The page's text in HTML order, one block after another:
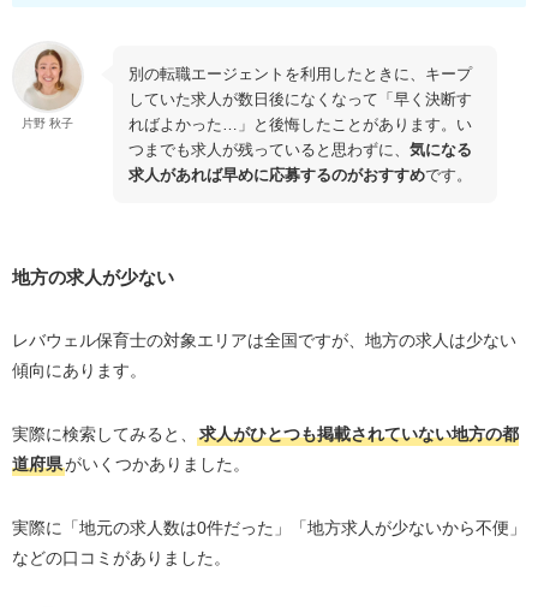
片野 秋子
別の転職エージェントを利用したときに、キープ
していた求人が数日後になくなって「早く決断す
ればよかった… 」と後悔したことがあります。い
つまでも求人が残っていると思わずに、気になる
求人があれば早めに応募するのがおすすめです。
地方の求人が少ない
レバウェル保育士の対象エリアは全国ですが、地方の求人は少ない
傾向にあります。
実際に検索してみると、
求人がひとつも掲載されていない地方の都
道府県がいくつかありました。
実際に「地元の求人数は0件だった」「地方求人が少ないから不便」
などの口コミがありました。